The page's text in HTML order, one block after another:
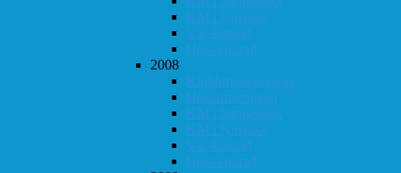
KM i lynsjakk
Vår-konrad
Høst-konrad
2008
Klubbmesterskapet
Høstturneringen
KM i hurtigsjakk
KM i lynsjakk
Vår-konrad
Høst-konrad